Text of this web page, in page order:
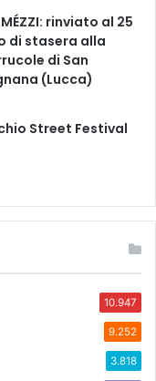
rinviato al 25
di stasera alla
di San
(Lucca)
Street Festival
10.947
9.252
3.818